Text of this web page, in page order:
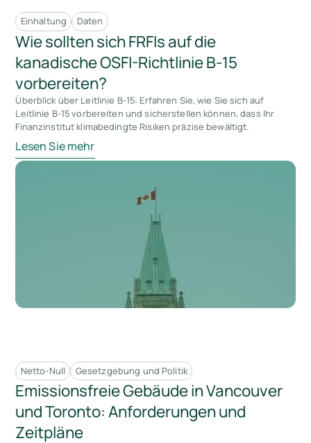
Einhaltung Daten
Wie sollten sich FRFIs auf die
kanadische OSFI-Richtlinie B-15
vorbereiten?
Überblick über Leitlinie B-15: Erfahren Sie, wie Sie sich auf
Leitlinie B-15 vorbereiten und sicherstellen können, dass Ihr
Finanzinstitut klimabedingte Risiken präzise bewältigt.
Lesen Sie mehr
Netto-Null Gesetzgebung und Politik
Emissionsfreie Gebäude in Vancouver
und Toronto: Anforderungen und
Zeitpläne